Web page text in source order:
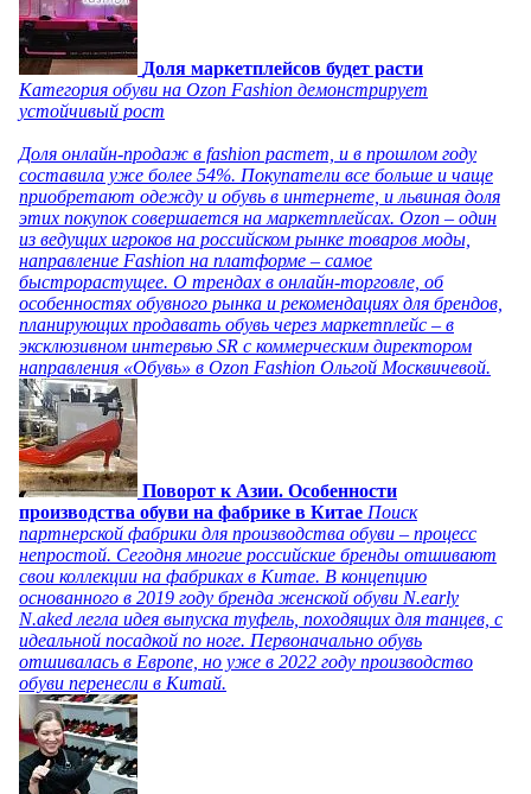
Доля маркетплейсов будет расти
Категория обуви на Ozon Fashion демонстрирует
устойчивый рост
Доля онлайн-продаж в fashion растет, и в прошлом году
составила уже более 54%. Покупатели все больше и чаще
приобретают одежду и обувь в интернете, и львиная доля
этих покупок совершается на маркетплейсах. Ozon – один
из ведущих игроков на российском рынке товаров моды,
направление Fashion на платформе – самое
быстрорастущее. О трендах в онлайн-торговле, об
особенностях обувного рынка и рекомендациях для брендов,
планирующих продавать обувь через маркетплейс – в
эксклюзивном интервью SR с коммерческим директором
направления «Обувь» в Ozon Fashion Ольгой Москвичевой.
Поворот к Азии. Особенности
производства обуви на фабрике в Китае Поиск
партнерской фабрики для производства обуви – процесс
непростой. Сегодня многие российские бренды отшивают
свои коллекции на фабриках в Китае. В концепцию
основанного в 2019 году бренда женской обуви N.early
N.aked легла идея выпуска туфель, походящих для танцев, с
идеальной посадкой по ноге. Первоначально обувь
отшивалась в Европе, но уже в 2022 году производство
обуви перенесли в Китай.